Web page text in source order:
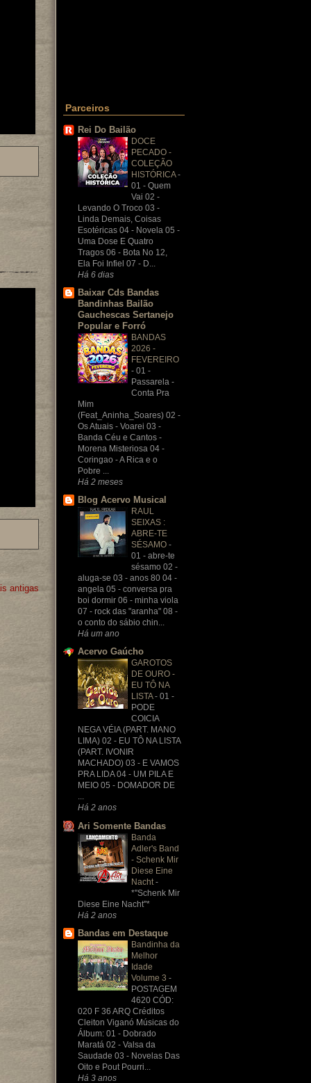
antigas
Parceiros
Rei Do Bailão
DOCE
PECADO -
COLEÇÃO
HISTÓRICA-
01 - Quem
Vai 02 -
Levando O Troco 03 -
Linda Demais, Coisas
Esotéricas 04 - Novela 05 -
Uma Dose E Quatro
Tragos 06 - Bota No 12,
Ela Foi Infiel 07 - D...
Há 6 dias
Baixar Cds Bandas
Bandinhas Bailão
Gauchescas Sertanejo
Popular e Forró
BANDAS
2026 -
FEVEREIRO
- 01 -
Passarela -
Conta Pra
Mim
(Feat_Aninha_Soares) 02 -
Os Atuais - Voarei 03 -
Banda Céu e Cantos -
Morena Misteriosa 04 -
Coringao - A Rica e o
Pobre ...
Há 2 meses
Blog Acervo Musical
RAUL
SEIXAS :
ABRE-TE
SÉSAMO -
01 - abre-te
sésamo 02 -
aluga-se 03 - anos 80 04 -
angela 05 - conversa pra
boi dormir 06 - minha viola
07 - rock das "aranha" 08 -
o conto do sábio chin...
Há um ano
Acervo Gaúcho
GAROTOS
DE OURO -
EU TÔ NA
LISTA- 01 -
PODE
COICIA
NEGA VÉIA (PART. MANO
LIMA) 02 - EU TÔ NA LISTA
(PART. IVONIR
MACHADO) 03 - E VAMOS
PRA LIDA 04 - UM PILA E
MEIO 05 - DOMADOR DE
...
Há 2 anos
Ari Somente Bandas
Banda
Adler's Band
- Schenk Mir
Diese Eine
Nacht -
*''Schenk Mir
Diese Eine Nacht''*
Há 2 anos
Bandas em Destaque
Bandinha da
Melhor
Idade
Volume 3 -
POSTAGEM
4620 CÓD:
020 F 36 ARQ Créditos
Cleiton Viganó Músicas do
Álbum: 01 - Dobrado
Maratá 02 - Valsa da
Saudade 03 - Novelas Das
Oito e Pout Pourri...
Há 3 anos